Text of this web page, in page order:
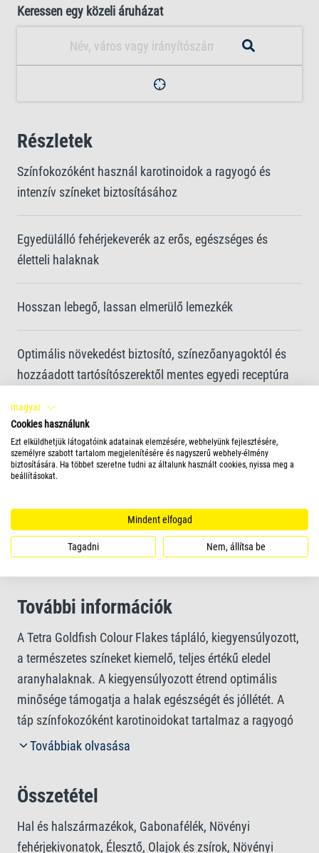
Keressen egy közeli áruházat
Részletek
Színfokozóként használ karotinoidok a ragyogó és
intenzív színeket biztosításához
Egyedülálló fehérjekeverék az erős, egészséges és
életteli halaknak
Hosszan lebegő, lassan elmerülő lemezkék
Optimális növekedést biztosító, színezőanyagoktól és
hozzáadott tartósítószerektől mentes egyedi receptúra
Tiszta víz és jobb vízminőség a könnyen fogyasztható
és jól emészthető pelyheknek köszönhetően
Etetési forma
pehely
További információk
A Tetra Goldfish Colour Flakes tápláló, kiegyensúlyozott,
a természetes színeket kiemelő, teljes értékű eledel
aranyhalaknak. A kiegyensúlyozott étrend optimális
minősége támogatja a halak egészségét és jóllétét. A
táp színfokozóként karotinoidokat tartalmaz a ragyogó
és intenzív színek biztosításához. A hosszan lebegő és
köszönhetően minimálisra szorítják a hulladékképződés
és a vízszennyezés mértékét. A kiváló minőségű
természetes alapanyagokat tartalmazó,
színezőanyagoktól és hozzáadott tartósítószerektől
Továbbiak olvasása
Összetétel
Hal és halszármazékok, Gabonafélék, Növényi
fehérjekivonatok, Élesztő, Olajok és zsírok, Növényi
magyar
Cookies használunk
Ezt elküldhetjük látogatóink adatainak elemzésére, webhelyünk fejlesztésére,
személyre szabott tartalom megjelenítésére és nagyszerű webhely-élmény
biztosítására. Ha többet szeretne tudni az általunk használt cookies, nyissa meg a
beállításokat.
Mindent elfogad
Tagadni Nem, állítsa be